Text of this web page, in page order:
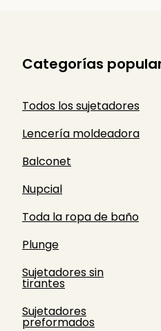
Categorías
Todos los sujetadores
Lencería moldeadora
Balconet
Nupcial
Toda la ropa de baño
Plunge
Sujetadores sin
tirantes
Sujetadores
preformados